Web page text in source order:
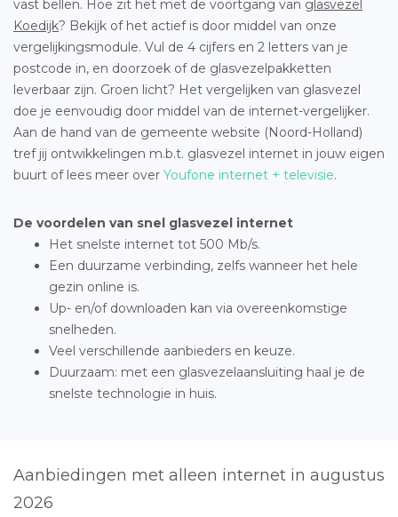
vast bellen. Hoe zit het met de voortgang van glasvezel
Koedijk? Bekijk of het actief is door middel van onze
vergelijkingsmodule. Vul de 4 cijfers en 2 letters van je
postcode in, en doorzoek of de glasvezelpakketten
leverbaar zijn. Groen licht? Het vergelijken van glasvezel
doe je eenvoudig door middel van de internet-vergelijker.
Aan de hand van de gemeente website (Noord-Holland)
tref jij ontwikkelingen m.b.t. glasvezel internet in jouw eigen
buurt of lees meer over Youfone internet + televisie.
De voordelen van snel glasvezel internet
Het snelste internet tot 500 Mb/s.
Een duurzame verbinding, zelfs wanneer het hele
gezin online is.
Up- en/of downloaden kan via overeenkomstige
snelheden.
Veel verschillende aanbieders en keuze.
Duurzaam: met een glasvezelaansluiting haal je de
snelste technologie in huis.
Aanbiedingen met alleen internet in augustus
2026